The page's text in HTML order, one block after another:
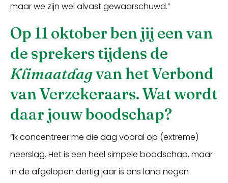
maar we zijn wel alvast gewaarschuwd.”
Op 11 oktober ben jij een van
de sprekers tijdens de
Klimaatdagvan het Verbond
van Verzekeraars. Wat wordt
daar jouw boodschap?
“Ik concentreer me die dag vooral op (extreme)
neerslag. Het is een heel simpele boodschap, maar
in de afgelopen dertig jaar is ons land negen